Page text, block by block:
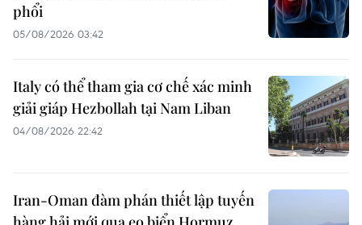
phổi
05/08/2026 03:42
Italy có thể tham gia cơ chế xác minh
giải giáp Hezbollah tại Nam Liban
04/08/2026 22:42
Iran-Oman đàm phán thiết lập tuyến